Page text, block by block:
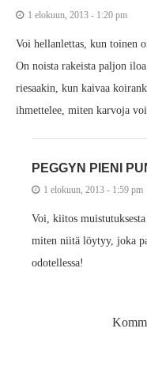
1 elokuun, 2013 - 1:20 pm
Voi hellanlettas, kun toinen
On noista rakeista paljon
riesaakin, kun kaivaa
ihmettelee, miten karvoja
PEGGYN PIENI
1 elokuun, 2013 - 1:59 pm
Voi, kiitos
miten niitä löytyy, joka
odotellessa!